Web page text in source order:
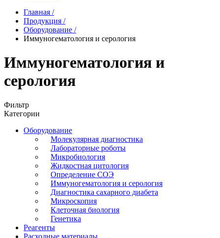
Главная /
Продукция /
Оборудование /
Иммуногематология и серология
Иммуногематология и
серология
Фильтр
Категории
Оборудование
Молекулярная диагностика
Лабораторные роботы
Микробиология
Жидкостная цитология
Определение СОЭ
Иммуногематология и серология
Диагностика сахарного диабета
Микроскопия
Клеточная биология
Генетика
Реагенты
Расходные материалы